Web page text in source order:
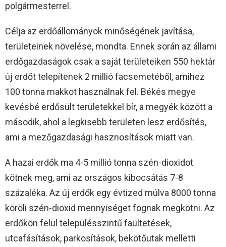
polgármesterrel.
Célja az erdőállományok minőségének javítása,
területeinek növelése, mondta. Ennek során az állami
erdőgazdaságok csak a saját területeiken 550 hektár
új erdőt telepítenek 2 millió facsemetéből, amihez
100 tonna makkot használnak fel. Békés megye
kevésbé erdősült területekkel bír, a megyék között a
második, ahol a legkisebb területen lesz erdősítés,
ami a mezőgazdasági hasznosítások miatt van.
A hazai erdők ma 4-5 millió tonna szén-dioxidot
kötnek meg, ami az országos kibocsátás 7-8
százaléka. Az új erdők egy évtized múlva 8000 tonna
köröli szén-dioxid mennyiséget fognak megkötni. Az
erdőkön felül településszintű faültetések,
utcafásítások, parkosítások, bekötőutak melletti